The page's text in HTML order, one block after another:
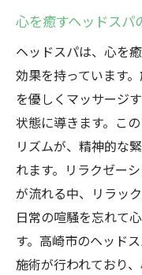
心を癒すヘッドスパ
ヘッドスパは、心を
効果を持っています
を優しくマッサージ
状態に導きます。こ
リズムが、精神的な
れます。リラクゼー
が流れる中、リラッ
日常の喧騒を忘れて
す。高崎市のヘッド
施術が行われており